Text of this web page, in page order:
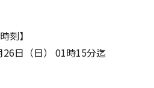
刻】
26日（日） 01時15分迄